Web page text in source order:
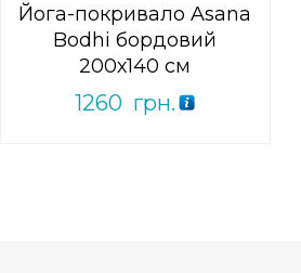
Йога-покривало Asana
Bodhi бордовий
200х140 см
1260 грн.